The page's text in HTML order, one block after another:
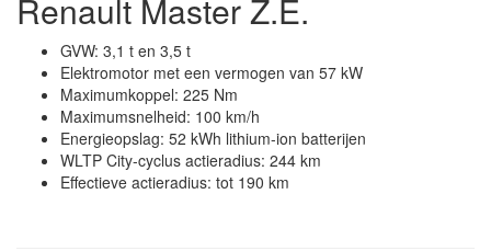
Renault Master Z.E.
GVW: 3,1 t en 3,5 t
Elektromotor met een vermogen van 57 kW
Maximumkoppel: 225 Nm
Maximumsnelheid: 100 km/h
Energieopslag: 52 kWh lithium-ion batterijen
WLTP City-cyclus actieradius: 244 km
Effectieve actieradius: tot 190 km